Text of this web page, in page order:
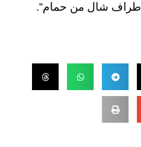
أطراف شال من حمام“.